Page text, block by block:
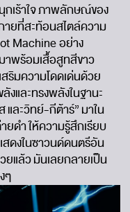
เร้าใจ ภาพลักษณ์ของ
ายที่สะท้อนสไตล์ความ
Machine อย่าง
มาพร้อมเสื้อสูทสีขาว
ริมความโดดเด่นด้วย
งและทรงพลังในฐานะ
และวิทย์-กีต้าร์” มาใน
ดำ ให้ความรู้สึกเรียบ
สดงในซาวนด์ดนตรีอัน
แล้ว มันเลยกลายเป็น
ๆ